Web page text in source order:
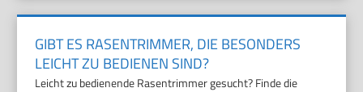
GIBT ES RASENTRIMMER, DIE BESONDERS
LEICHT ZU BEDIENEN SIND?
Leicht zu bedienende Rasentrimmer gesucht? Finde die